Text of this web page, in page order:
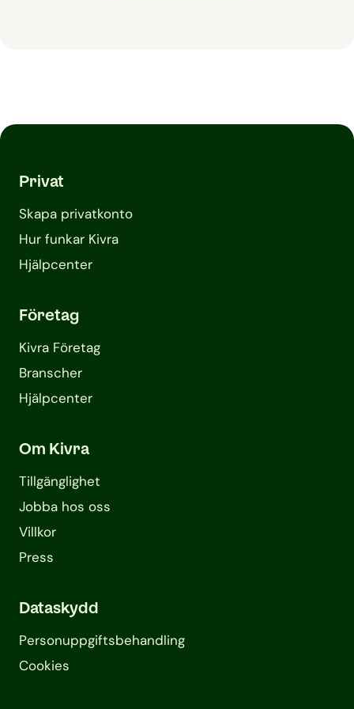
Privat
Skapa privatkonto
Hur funkar Kivra
Hjälpcenter
Företag
Kivra Företag
Branscher
Hjälpcenter
Om Kivra
Tillgänglighet
Jobba hos oss
Villkor
Press
Dataskydd
Personuppgifts­behandling
Cookies